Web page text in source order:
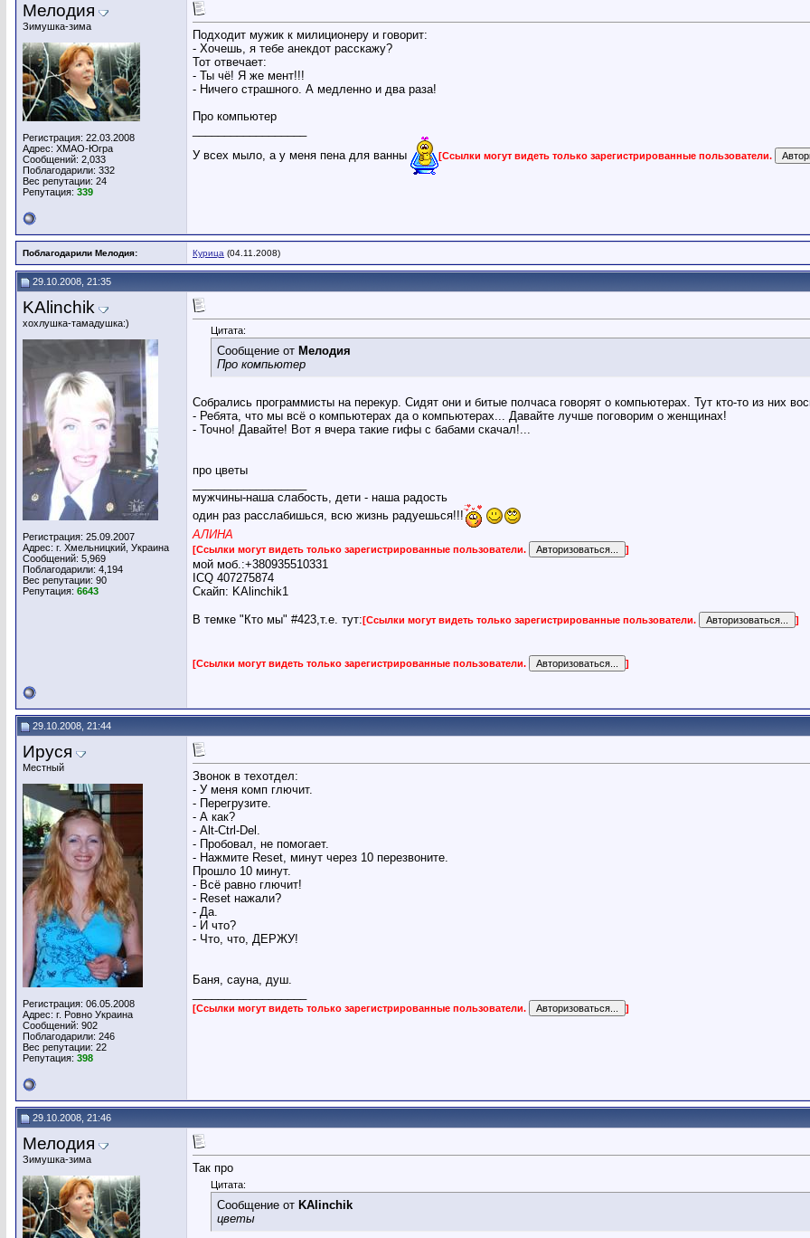
Мелодия
Зимушка-зима
Регистрация: 22.03.2008
Адрес: ХМАО-Югра
Сообщений: 2,033
Поблагодарили: 332
Вес репутации: 24
Репутация: 339
Подходит мужик к милиционеру и говорит:
- Хочешь, я тебе анекдот расскажу?
Тот отвечает:
- Ты чё! Я же мент!!!
- Ничего страшного. А медленно и два раза!
Про компьютер
У всех мыло, а у меня пена для ванны
[Ссылки могут видеть только зарегистрированные пользователи.
Поблагодарили Мелодия: Курица (04.11.2008)
29.10.2008, 21:35
KAlinchik
хохлушка-тамадушка:)
Регистрация: 25.09.2007
Адрес: г. Хмельницкий, Украина
Сообщений: 5,969
Поблагодарили: 4,194
Вес репутации: 90
Репутация: 6643
Цитата:
Сообщение от Мелодия
Про компьютер
Собрались программисты на перекур. Сидят они и битые полчаса говорят о компьютерах. Тут кто-то из них
- Ребята, что мы всё о компьютерах да о компьютерах... Давайте лучше поговорим о женщинах!
- Точно! Давайте! Вот я вчера такие гифы с бабами скачал!...
про цветы
мужчины-наша слабость, дети - наша радость
один раз расслабишься, всю жизнь радуешься!!!
АЛИНА
[Ссылки могут видеть только зарегистрированные пользователи. ]
мой моб.:+380935510331
ICQ 407275874
Скайп: KAlinchik1
В темке "Кто мы" #423,т.е. тут: [Ссылки могут видеть только зарегистрированные пользователи. ]
[Ссылки могут видеть только зарегистрированные пользователи. ]
29.10.2008, 21:44
Ируся
Местный
Регистрация: 06.05.2008
Адрес: г. Ровно Украина
Сообщений: 902
Поблагодарили: 246
Вес репутации: 22
Репутация: 398
Звонок в техотдел:
- У меня комп глючит.
- Перегрузите.
- А как?
- Alt-Ctrl-Del.
- Пробовал, не помогает.
- Нажмите Reset, минут через 10 перезвоните.
Прошло 10 минут.
- Всё равно глючит!
- Reset нажали?
- Да.
- И что?
- Что, что, ДЕРЖУ!
Баня, сауна, душ.
[Ссылки могут видеть только зарегистрированные пользователи. ]
29.10.2008, 21:46
Мелодия
Зимушка-зима
Так про
Цитата:
Сообщение от KAlinchik
цветы